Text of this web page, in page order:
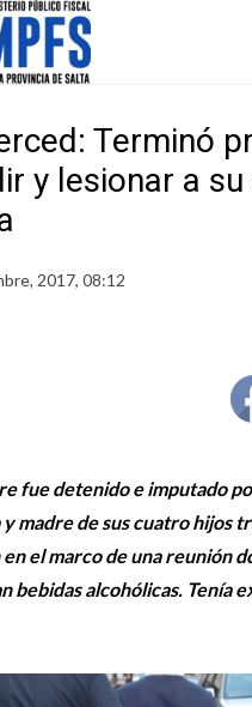
Terminó
y lesionar a su
2017, 08:12
fue detenido e imputado
madre de sus cuatro hijos
el marco de una reunión
bebidas alcohólicas. Tenía